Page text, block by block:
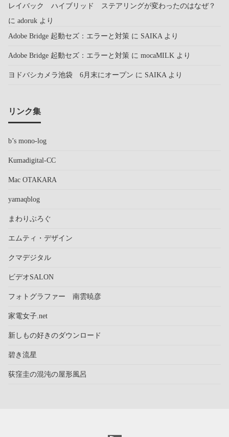
レイバック ハイブリッド ステアリングが変わったのはなぜ？
に adoruk より
Adobe Bridge 起動セズ：エラーと対策 に SAIKA より
Adobe Bridge 起動セズ：エラーと対策 に mocaMILK より
ヨドバシカメラ池袋 6月末にオープン に SAIKA より
リンク集
b’s mono-log
Kumadigital-CC
Mac OTAKARA
yamaqblog
まわりぶろぐ
エムティ・デザイン
クマデジタル
ビデオSALON
フォトグラファー 南雲暁彦
家電女子.net
新しもの好きのダウンロード
碧き流星
荻窪圭の混沌の屋形風呂